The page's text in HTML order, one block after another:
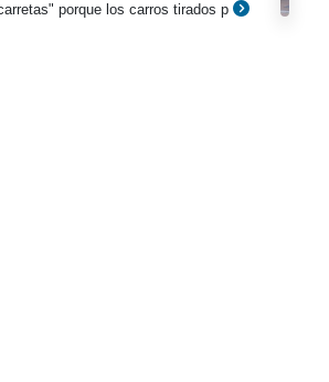
porque los carros tirados p